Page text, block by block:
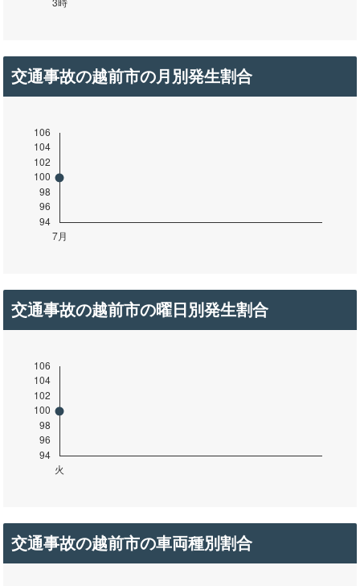
交通事故の越前市の月別発生割合
交通事故の越前市の曜日別発生割合
交通事故の越前市の車両種別割合